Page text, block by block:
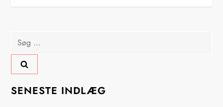
g
s
Søg
efter:
SENESTE INDLÆG